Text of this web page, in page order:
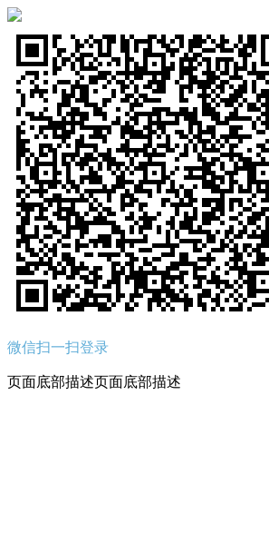
微信扫一扫登录
页面底部描述页面底部描述